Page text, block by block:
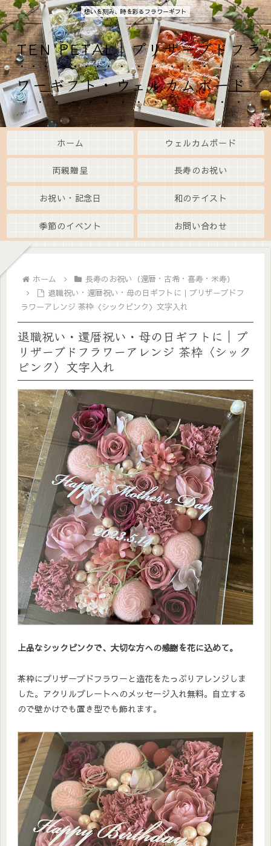
想いを刻み、時を彩るフラワーギフト
TEN PETAL｜プリザーブドフラ
ワーギフト・ウェルカムボード
ホーム ウェルカムボード
両親贈呈 長寿のお祝い
お祝い・記念日 和のテイスト
季節のイベント お問い合わせ
ホーム
長寿のお祝い（還暦・古希・喜寿・米寿）
退職祝い・還暦祝い・母の日ギフトに｜プリザーブドフ
ラワーアレンジ 茶枠〈シックピンク〉文字入れ
退職祝い・還暦祝い・母の日ギフトに｜プ
リザーブドフラワーアレンジ 茶枠〈シック
ピンク〉文字入れ
上品なシックピンクで、大切な方への感謝を花に込めて。
茶枠にプリザーブドフラワーと造花をたっぷりアレンジしま
した。アクリルプレートへのメッセージ入れ無料。自立する
ので壁かけでも置き型でも飾れます。